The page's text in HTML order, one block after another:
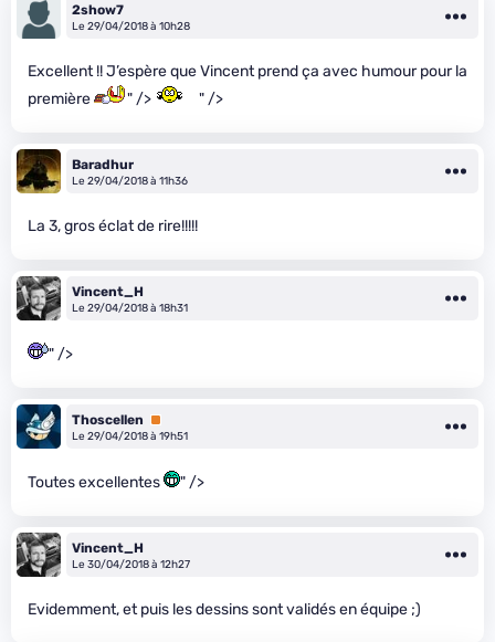
2show7
Le 29/04/2018 à 10h28
Excellent !! J’espère que Vincent prend ça avec humour pour la
première
" /> " />
Baradhur
Le 29/04/2018 à 11h36
La 3, gros éclat de rire!!!!!
Vincent_H
Le 29/04/2018 à 18h31
" />
Thoscellen
Premium
Le 29/04/2018 à 19h51
Toutes excellentes " />
Vincent_H
Le 30/04/2018 à 12h27
Evidemment, et puis les dessins sont validés en équipe ;)